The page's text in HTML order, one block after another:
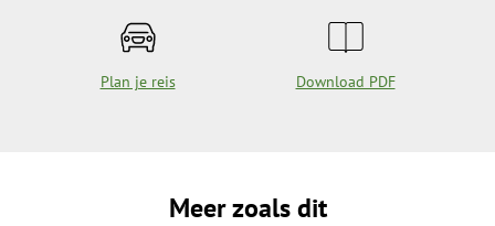
Plan je reis Download PDF
Meer zoals dit